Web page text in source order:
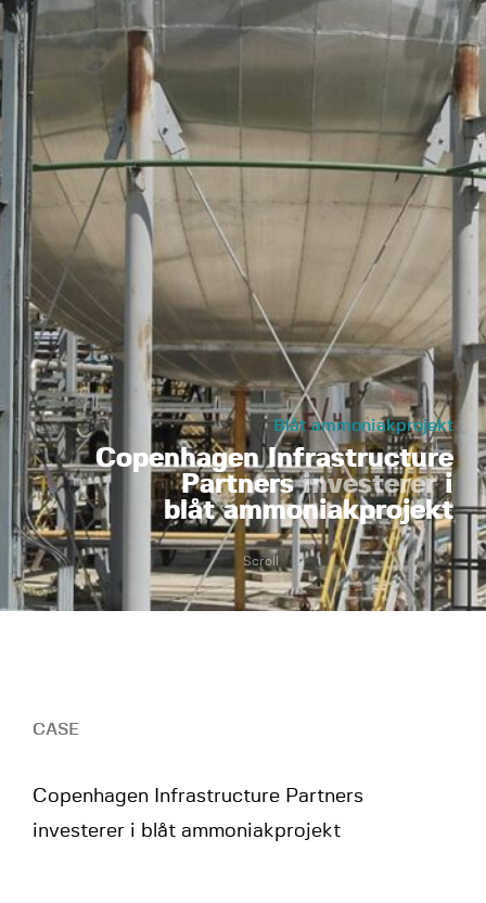
Blåt ammoniakprojekt
Copenhagen Infrastructure
Partnersinvestereri
blåt ammoniakprojekt
Scroll
CASE
Copenhagen Infrastructure Partners
investerer i blåt ammoniakprojekt